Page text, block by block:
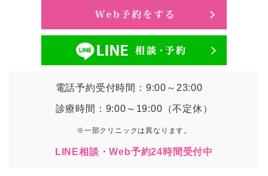
電話予約受付時間：9:00～23:00
診療時間：9:00～19:00（不定休）
※一部クリニックは異なります。
LINE相談・Web予約24時間受付中